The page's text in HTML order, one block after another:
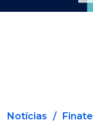
Notícias /